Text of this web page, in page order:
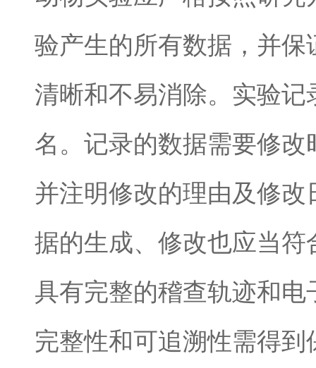
验产生的所有数据，并
清晰和不易消除。实验
名。记录的数据需要修
并注明修改的理由及修
据的生成、修改也应当
具有完整的稽查轨迹和
完整性和可追溯性需得到